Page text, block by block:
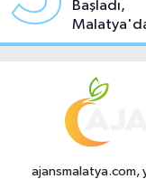
Başladı,
Makas Ne
ajansmalatya.com,